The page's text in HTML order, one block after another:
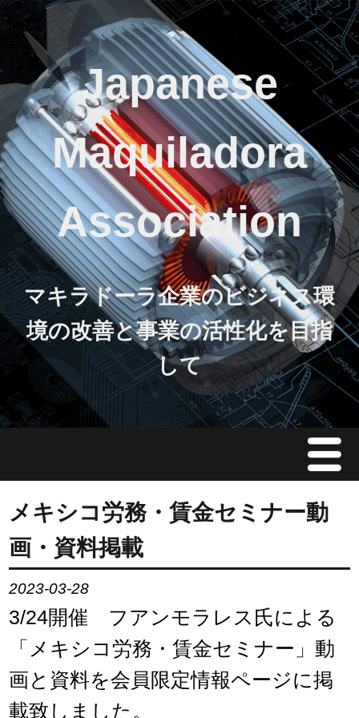
Japanese
Maquiladora
Association
マキラドーラ企業のビジネス環
境の改善と事業の活性化を目指
して
Menu
JMAについて
会員情報
イベント案内
ご入会案内
会員限定情報
メキシコ労務・賃金セミナー動
画・資料掲載
2023-03-28
3/24開催 フアンモラレス氏による
「メキシコ労務・賃金セミナー」動
画と資料を会員限定情報ページに掲
載致しました。